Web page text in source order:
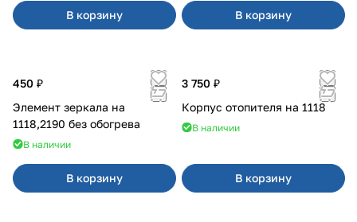
В корзину В корзину
450 ₽
Элемент зеркала на
1118,2190 без обогрева
В наличии
В корзину
3 750 ₽
Корпус отопителя на 1118
В наличии
В корзину